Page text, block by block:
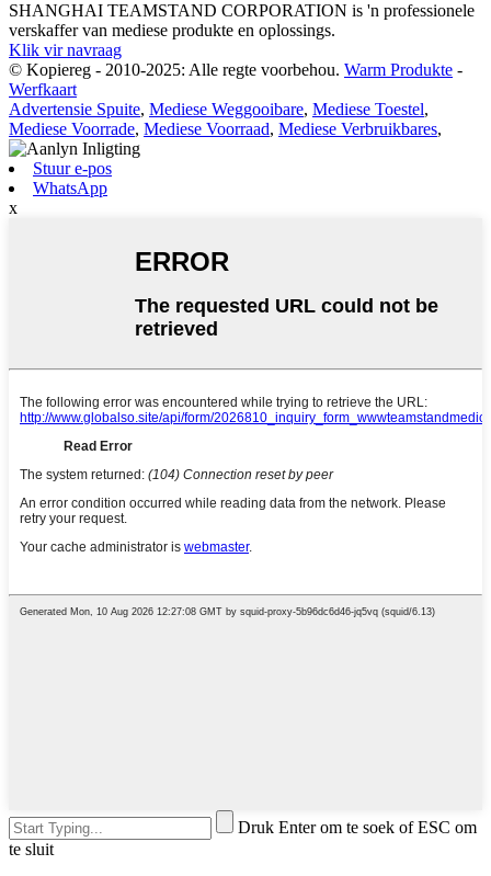
SHANGHAI TEAMSTAND CORPORATION is 'n professionele
verskaffer van mediese produkte en oplossings.
Klik vir navraag
© Kopiereg - 2010-2025: Alle regte voorbehou. Warm Produkte -
Werfkaart
Advertensie Spuite, Mediese Weggooibare, Mediese Toestel,
Mediese Voorrade, Mediese Voorraad, Mediese Verbruikbares,
Stuur e-pos
WhatsApp
x
Druk Enter om te soek of ESC om
te sluit